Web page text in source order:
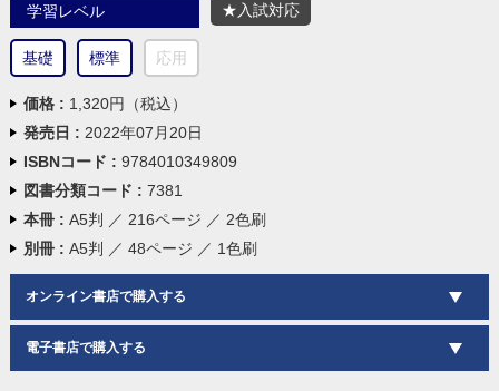
学習レベル
基礎 標準 応用
★入試対応
価格 : 1,320円（税込）
発売日 : 2022年07月20日
ISBNコード : 9784010349809
図書分類コード : 7381
本冊 : A5判 ／ 216ページ ／ 2色刷
別冊 : A5判 ／ 48ページ ／ 1色刷
オンライン書店で購入する
電子書店で購入する